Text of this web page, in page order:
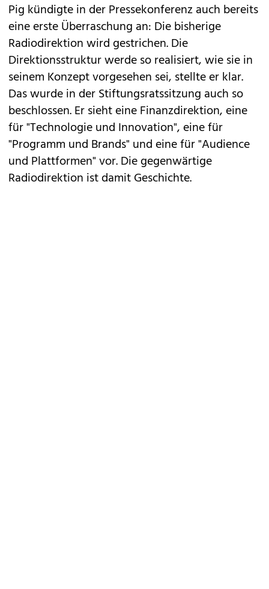
Pig kündigte in der Pressekonferenz auch bereits
eine erste Überraschung an: Die bisherige
Radiodirektion wird gestrichen. Die
Direktionsstruktur werde so realisiert, wie sie in
seinem Konzept vorgesehen sei, stellte er klar.
Das wurde in der Stiftungsratssitzung auch so
beschlossen. Er sieht eine Finanzdirektion, eine
für "Technologie und Innovation", eine für
"Programm und Brands" und eine für "Audience
und Plattformen" vor. Die gegenwärtige
Radiodirektion ist damit Geschichte.